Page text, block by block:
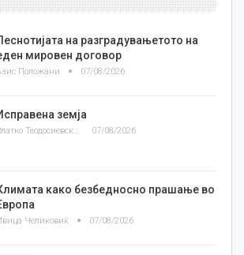
на разградувањетото на
мировен договор
Положани 07/08/2026
земја
Златко Теодосиевски 07/08/2026
како безбедносно прашање во
Челиковиќ 07/08/2026